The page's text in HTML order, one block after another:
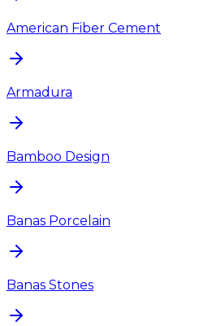
American Fiber Cement
Armadura
Bamboo Design
Banas Porcelain
Banas Stones